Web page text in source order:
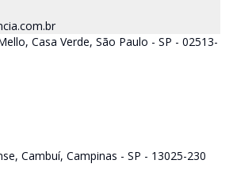
Casa Verde, São Paulo - SP - 02513-
Cambuí, Campinas - SP - 13025-230